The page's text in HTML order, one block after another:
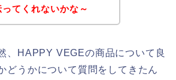
てくれないかな～
、HAPPY VEGEの商品について良
どうかについて質問をしてきたん